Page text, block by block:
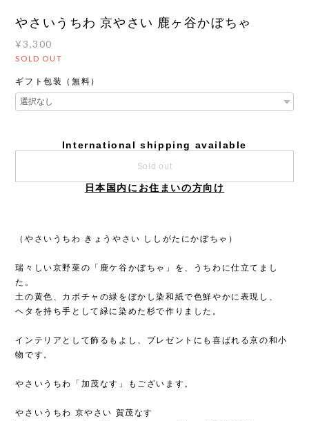
やさいうちわ 京やさい 鹿ヶ谷かぼちゃ
¥3,300
SOLD OUT
ギフト包装（無料）
International shipping available
Sold out
日本国内にお住まいの方向け
（やさいうちわ きょうやさい ししがたにかぼちゃ）
瑞々しい京野菜の「鹿ケ谷かぼちゃ」を、うちわに仕立てまし
た。
土の黄色、カボチャの緑をぼかし染和紙で色鮮やかに表現し、
ヘタを持ち手として緑に染めた杉で作りました。
インテリアとして飾るもよし、プレゼントにも喜ばれる京の和小
物です。
やさいうちわ「加茂なす」もございます。
やさいうちわ 京やさい 賀茂なす